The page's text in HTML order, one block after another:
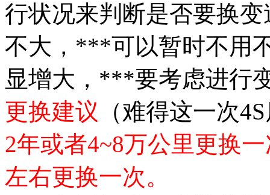
行状况来判断是否要换
不大，***可以暂时不用
显增大，***要考虑进行
更换建议 （难得这一次
2年或者4~8万公里更换
左右更换一次。